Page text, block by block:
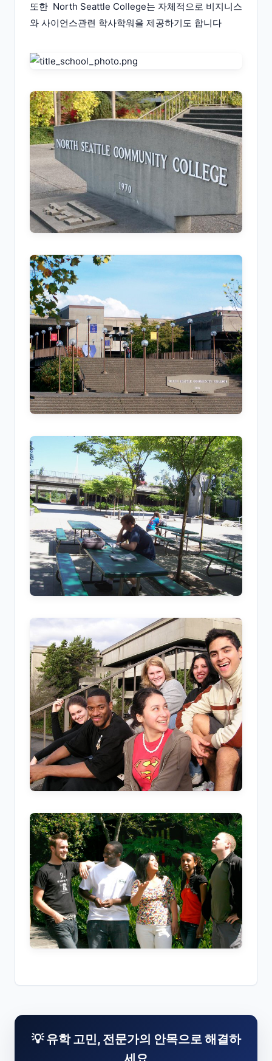
또한 North Seattle College는 자체적으로 비지니스
와 사이언스관련 학사학워을 제공하기도 합니다
💡 유학 고민, 전문가의 안목으로 해결하